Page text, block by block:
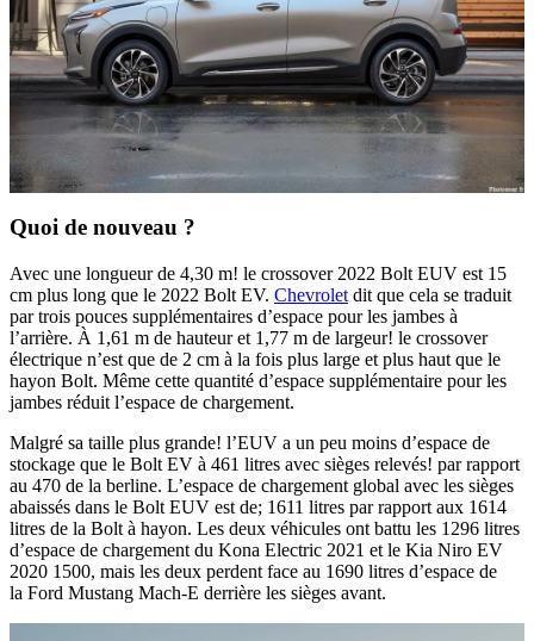
Quoi de nouveau ?
Avec une longueur de 4,30 m! le crossover 2022 Bolt EUV est 15
cm plus long que le 2022 Bolt EV. Chevrolet dit que cela se traduit
par trois pouces supplémentaires d’espace pour les jambes à
l’arrière. À 1,61 m de hauteur et 1,77 m de largeur! le crossover
électrique n’est que de 2 cm à la fois plus large et plus haut que le
hayon Bolt. Même cette quantité d’espace supplémentaire pour les
jambes réduit l’espace de chargement.
Malgré sa taille plus grande! l’EUV a un peu moins d’espace de
stockage que le Bolt EV à 461 litres avec sièges relevés! par rapport
au 470 de la berline. L’espace de chargement global avec les sièges
abaissés dans le Bolt EUV est de; 1611 litres par rapport aux 1614
litres de la Bolt à hayon. Les deux véhicules ont battu les 1296 litres
d’espace de chargement du Kona Electric 2021 et le Kia Niro EV
2020 1500, mais les deux perdent face au 1690 litres d’espace de
la Ford Mustang Mach-E derrière les sièges avant.